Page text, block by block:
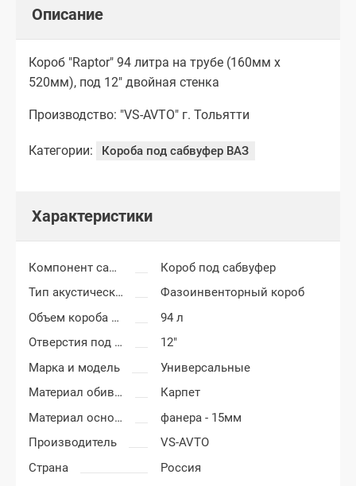
Описание
Короб "Raptor" 94 литра на трубе (160мм х
520мм), под 12" двойная стенка
Производство: "VS-AVTO" г. Тольятти
Категории: Короба под сабвуфер ВАЗ
Характеристики
Компонент салона
Короб под сабвуфер
Тип акустического короба
Фазоинвенторный короб
Объем короба сабвуфера
94 л
Отверстия под сабвуфер
12"
Марка и модель
Универсальные
Материал обивки короба сабвуфера
Карпет
Материал основания сабвуфера
фанера - 15мм
Производитель
VS-AVTO
Страна
Россия